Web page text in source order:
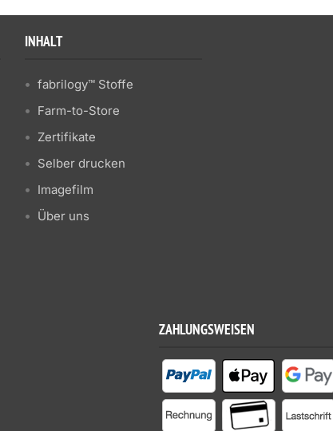
INHALT
fabrilogy™ Stoffe
Farm-to-Store
Zertifikate
Selber drucken
Imagefilm
Über uns
ZAHLUNGSWEISEN